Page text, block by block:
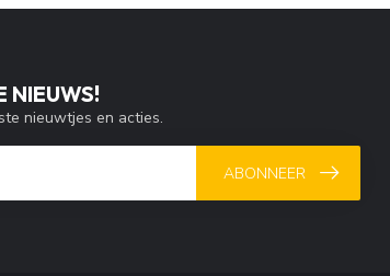
NIEUWS!
nieuwtjes en acties.
ABONNEER